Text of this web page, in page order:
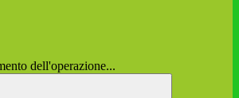
dell'operazione...